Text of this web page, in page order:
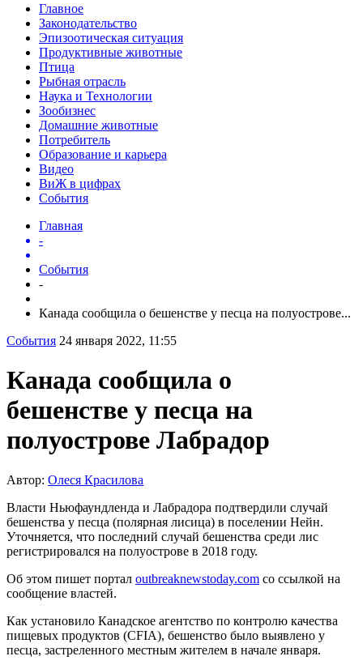
Главное
Законодательство
Эпизоотическая ситуация
Продуктивные животные
Птица
Рыбная отрасль
Наука и Технологии
Зообизнес
Домашние животные
Потребитель
Образование и карьера
Видео
ВиЖ в цифрах
События
Главная
-
События
-
Канада сообщила о бешенстве у песца на полуострове...
События 24 января 2022, 11:55
Канада сообщила о
бешенстве у песца на
полуострове Лабрадор
Автор: Олеся Красилова
Власти Ньюфаундленда и Лабрадора подтвердили случай
бешенства у песца (полярная лисица) в поселении Нейн.
Уточняется, что последний случай бешенства среди лис
регистрировался на полуострове в 2018 году.
Об этом пишет портал outbreaknewstoday.com со ссылкой на
сообщение властей.
Как установило Канадское агентство по контролю качества
пищевых продуктов (CFIA), бешенство было выявлено у
песца, застреленного местным жителем в начале января.